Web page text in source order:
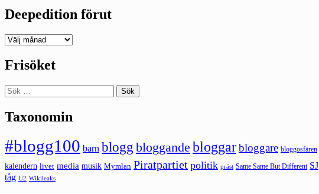
Deepedition förut
Deepedition
Frisöket
Sök
efter:
Taxonomin
#blogg100 barn blogg bloggande bloggarbloggare bloggosfären
kalendern livet media musik Mymlan Piratpartiet politik präst Same Same But Different SJ
tåg U2 Wikileaks